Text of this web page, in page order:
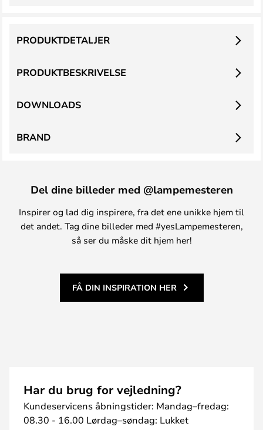
PRODUKTBESKRIVELSE
PRODUKTDETALJER
DOWNLOADS
BRAND
Del dine billeder med @lampemesteren
Inspirer og lad dig inspirere, fra det ene unikke hjem til
det andet. Tag dine billeder med #yesLampemesteren,
så ser du måske dit hjem her!
FÅ DIN INSPIRATION HER
Har du brug for vejledning?
Kundeservicens åbningstider: Mandag–fredag:
08.30 - 16.00 Lørdag–søndag: Lukket